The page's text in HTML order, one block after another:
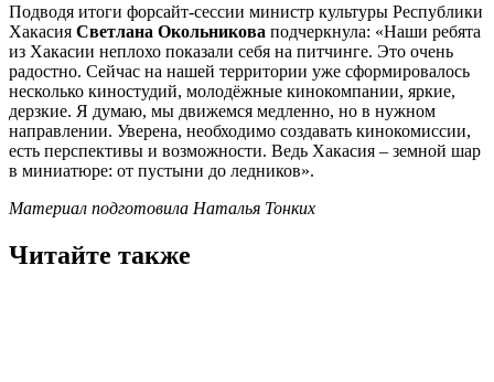
Подводя итоги форсайт-сессии министр культуры Республики
Хакасия Светлана Окольникова подчеркнула: «Наши ребята
из Хакасии неплохо показали себя на питчинге. Это очень
радостно. Сейчас на нашей территории уже сформировалось
несколько киностудий, молодёжные кинокомпании, яркие,
дерзкие. Я думаю, мы движемся медленно, но в нужном
направлении. Уверена, необходимо создавать кинокомиссии,
есть перспективы и возможности. Ведь Хакасия – земной шар
в миниатюре: от пустыни до ледников».
Материал подготовила Наталья Тонких
Читайте также